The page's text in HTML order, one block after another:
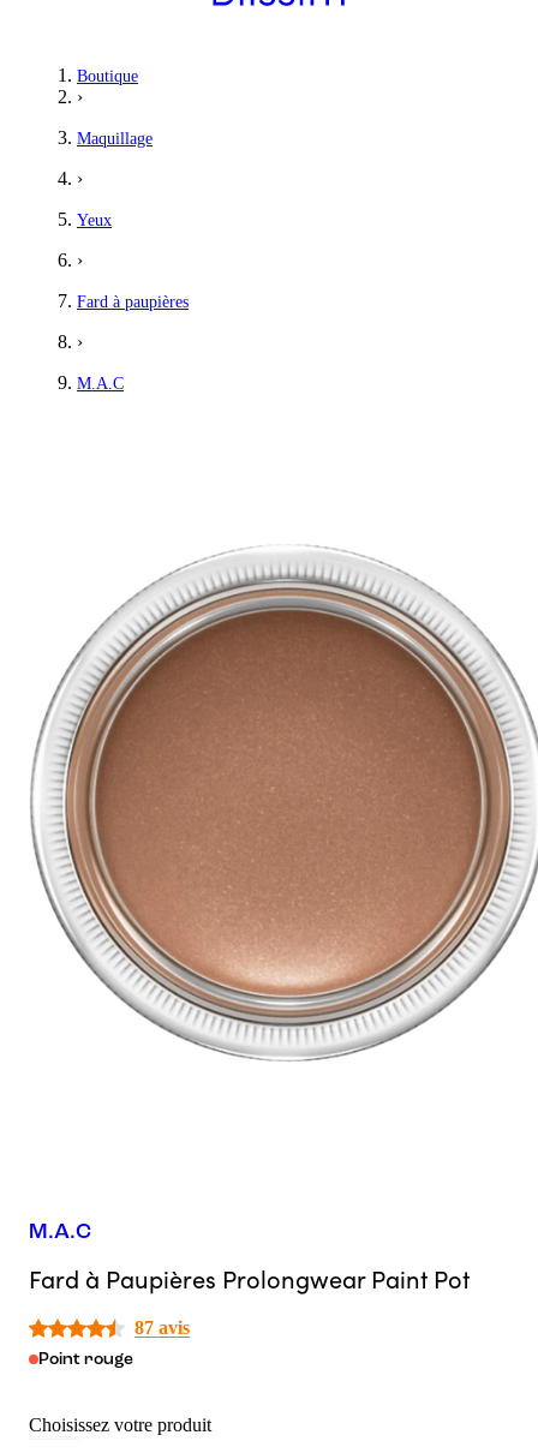
Boutique
›
Maquillage
›
Yeux
›
Fard à paupières
›
M.A.C
M.A.C
Fard à Paupières Prolongwear Paint Pot
87 avis
Point rouge
Choisissez votre produit